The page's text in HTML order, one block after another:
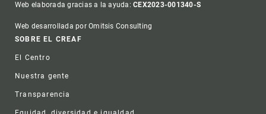
Web elaborada gracias a la ayuda:CEX2023-001340-S
Web desarrollada por Omitsis Consulting
Footer
SOBRE EL CREAF
El Centro
Nuestra gente
Transparencia